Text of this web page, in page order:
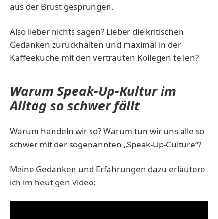
aus der Brust gesprungen.
Also lieber nichts sagen? Lieber die kritischen
Gedanken zurückhalten und maximal in der
Kaffeeküche mit den vertrauten Kollegen teilen?
Warum Speak-Up-Kultur im
Alltag so schwer fällt
Warum handeln wir so? Warum tun wir uns alle so
schwer mit der sogenannten „Speak-Up-Culture“?
Meine Gedanken und Erfahrungen dazu erläutere
ich im heutigen Video: